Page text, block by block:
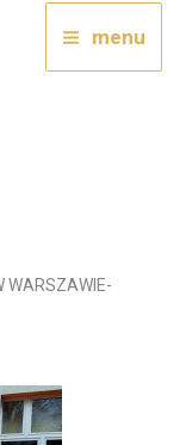
menu
WARSZAWIE-